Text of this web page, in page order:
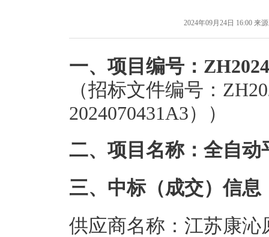
2024年09月24日 16:00 来
一、项目编号：
（招标文件编号：
2024070431A3））
二、项目名称：全自动
三、中标（成交）信息
供应商名称：江苏康